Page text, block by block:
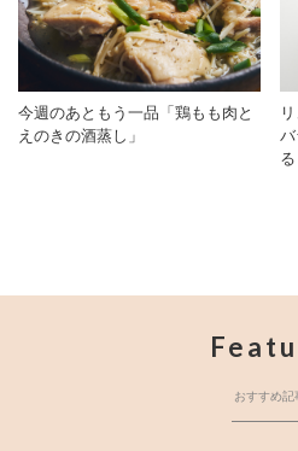
今週のあともう一品「鶏もも肉と
えのきの酒蒸し」
る
おすすめ記